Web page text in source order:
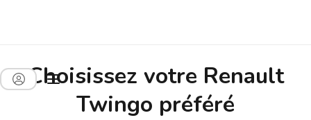
Choisissez votre Renault
Twingo préféré